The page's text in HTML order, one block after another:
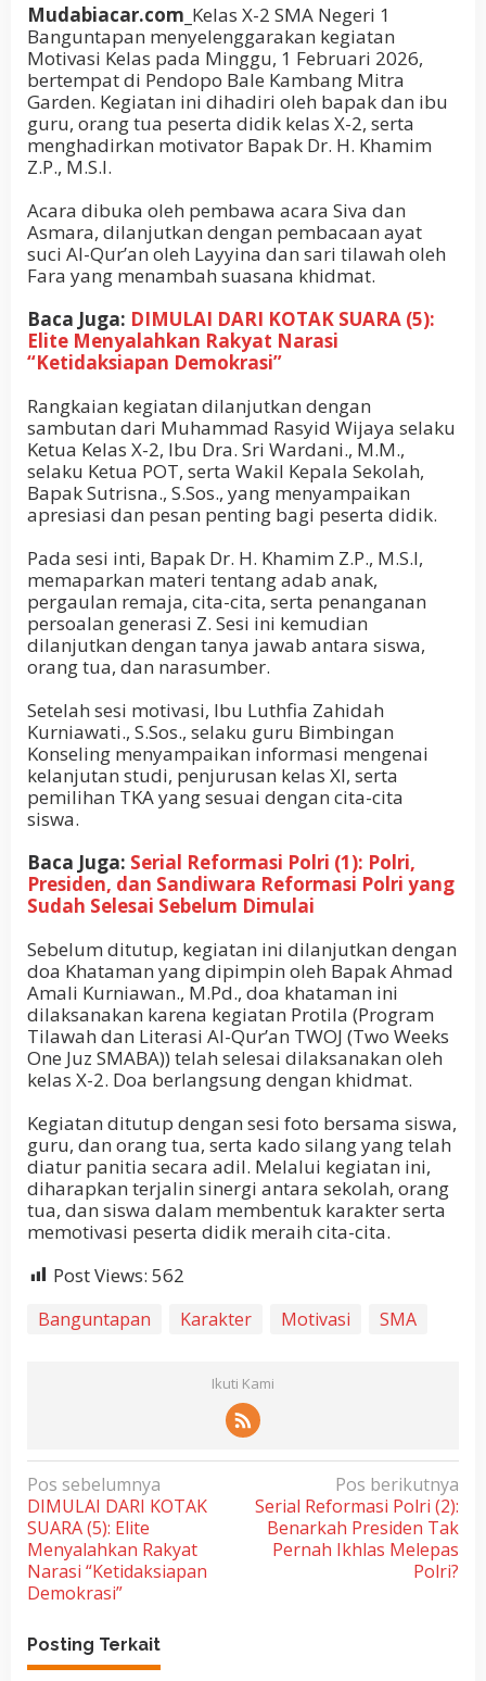
Mudabiacar.com_ Kelas X-2 SMA Negeri 1
Banguntapan menyelenggarakan kegiatan
Motivasi Kelas pada Minggu, 1 Februari 2026,
bertempat di Pendopo Bale Kambang Mitra
Garden. Kegiatan ini dihadiri oleh bapak dan ibu
guru, orang tua peserta didik kelas X-2, serta
menghadirkan motivator Bapak Dr. H. Khamim
Z.P., M.S.I.
Acara dibuka oleh pembawa acara Siva dan
Asmara, dilanjutkan dengan pembacaan ayat
suci Al-Qur’an oleh Layyina dan sari tilawah oleh
Fara yang menambah suasana khidmat.
Baca Juga: DIMULAI DARI KOTAK SUARA (5):
Elite Menyalahkan Rakyat Narasi
“Ketidaksiapan Demokrasi”
Rangkaian kegiatan dilanjutkan dengan
sambutan dari Muhammad Rasyid Wijaya selaku
Ketua Kelas X-2, Ibu Dra. Sri Wardani., M.M.,
selaku Ketua POT, serta Wakil Kepala Sekolah,
Bapak Sutrisna., S.Sos., yang menyampaikan
apresiasi dan pesan penting bagi peserta didik.
Pada sesi inti, Bapak Dr. H. Khamim Z.P., M.S.I,
memaparkan materi tentang adab anak,
pergaulan remaja, cita-cita, serta penanganan
persoalan generasi Z. Sesi ini kemudian
dilanjutkan dengan tanya jawab antara siswa,
orang tua, dan narasumber.
Setelah sesi motivasi, Ibu Luthfia Zahidah
Kurniawati., S.Sos., selaku guru Bimbingan
Konseling menyampaikan informasi mengenai
kelanjutan studi, penjurusan kelas XI, serta
pemilihan TKA yang sesuai dengan cita-cita
siswa.
Baca Juga: Serial Reformasi Polri (1): Polri,
Presiden, dan Sandiwara Reformasi Polri yang
Sudah Selesai Sebelum Dimulai
Sebelum ditutup, kegiatan ini dilanjutkan dengan
doa Khataman yang dipimpin oleh Bapak Ahmad
Amali Kurniawan., M.Pd., doa khataman ini
dilaksanakan karena kegiatan Protila (Program
Tilawah dan Literasi Al-Qur’an TWOJ (Two Weeks
One Juz SMABA)) telah selesai dilaksanakan oleh
kelas X-2. Doa berlangsung dengan khidmat.
Kegiatan ditutup dengan sesi foto bersama siswa,
guru, dan orang tua, serta kado silang yang telah
diatur panitia secara adil. Melalui kegiatan ini,
diharapkan terjalin sinergi antara sekolah, orang
tua, dan siswa dalam membentuk karakter serta
memotivasi peserta didik meraih cita-cita.
Post Views: 562
Banguntapan Karakter Motivasi SMA
Ikuti Kami
N
a
v
i
g
a
s
Pos sebelumnya
DIMULAI DARI KOTAK
SUARA (5): Elite
Menyalahkan Rakyat
Narasi “Ketidaksiapan
Demokrasi”
Pos berikutnya
Serial Reformasi Polri (2):
Benarkah Presiden Tak
Pernah Ikhlas Melepas
Polri?
Posting Terkait